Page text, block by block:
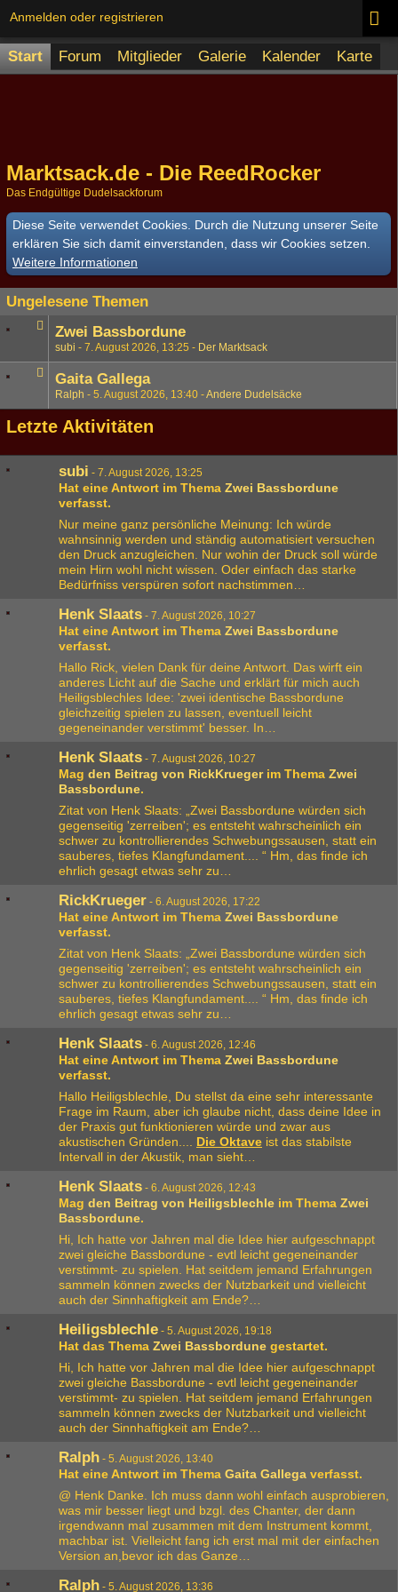
Anmelden oder registrieren
Start Forum Mitglieder Galerie Kalender Karte
Marktsack.de - Die ReedRocker
Das Endgültige Dudelsackforum
Diese Seite verwendet Cookies. Durch die Nutzung unserer Seite
erklären Sie sich damit einverstanden, dass wir Cookies setzen.
Weitere Informationen
Ungelesene Themen
Zwei Bassbordune
subi 7. August 2026, 13:25 Der Marktsack
Gaita Gallega
Ralph 5. August 2026, 13:40 Andere Dudelsäcke
Letzte Aktivitäten
subi - 7. August 2026, 13:25
Hat eine Antwort im Thema Zwei Bassbordune
verfasst.
Nur meine ganz persönliche Meinung: Ich würde
wahnsinnig werden und ständig automatisiert versuchen
den Druck anzugleichen. Nur wohin der Druck soll würde
mein Hirn wohl nicht wissen. Oder einfach das starke
Bedürfniss verspüren sofort nachstimmen…
Henk Slaats - 7. August 2026, 10:27
Hat eine Antwort im Thema Zwei Bassbordune
verfasst.
Hallo Rick, vielen Dank für deine Antwort. Das wirft ein
anderes Licht auf die Sache und erklärt für mich auch
Heiligsblechles Idee: 'zwei identische Bassbordune
gleichzeitig spielen zu lassen, eventuell leicht
gegeneinander verstimmt' besser. In…
Henk Slaats - 7. August 2026, 10:27
Mag den Beitrag von RickKruegerim Thema Zwei
Bassbordune.
Zitat von Henk Slaats: „Zwei Bassbordune würden sich
gegenseitig 'zerreiben'; es entsteht wahrscheinlich ein
schwer zu kontrollierendes Schwebungssausen, statt ein
sauberes, tiefes Klangfundament.... “ Hm, das finde ich
ehrlich gesagt etwas sehr zu…
RickKrueger - 6. August 2026, 17:22
Hat eine Antwort im Thema Zwei Bassbordune
verfasst.
Zitat von Henk Slaats: „Zwei Bassbordune würden sich
gegenseitig 'zerreiben'; es entsteht wahrscheinlich ein
schwer zu kontrollierendes Schwebungssausen, statt ein
sauberes, tiefes Klangfundament.... “ Hm, das finde ich
ehrlich gesagt etwas sehr zu…
Henk Slaats - 6. August 2026, 12:46
Hat eine Antwort im Thema Zwei Bassbordune
verfasst.
Hallo Heiligsblechle, Du stellst da eine sehr interessante
Frage im Raum, aber ich glaube nicht, dass deine Idee in
der Praxis gut funktionieren würde und zwar aus
akustischen Gründen.... Die Oktave ist das stabilste
Intervall in der Akustik, man sieht…
Henk Slaats - 6. August 2026, 12:43
Mag den Beitrag von Heiligsblechle im Thema Zwei
Bassbordune.
Hi, Ich hatte vor Jahren mal die Idee hier aufgeschnappt
zwei gleiche Bassbordune - evtl leicht gegeneinander
verstimmt- zu spielen. Hat seitdem jemand Erfahrungen
sammeln können zwecks der Nutzbarkeit und vielleicht
auch der Sinnhaftigkeit am Ende?…
Heiligsblechle - 5. August 2026, 19:18
Hat das Thema Zwei Bassbordune gestartet.
Hi, Ich hatte vor Jahren mal die Idee hier aufgeschnappt
zwei gleiche Bassbordune - evtl leicht gegeneinander
verstimmt- zu spielen. Hat seitdem jemand Erfahrungen
sammeln können zwecks der Nutzbarkeit und vielleicht
auch der Sinnhaftigkeit am Ende?…
Ralph - 5. August 2026, 13:40
Hat eine Antwort im Thema Gaita Gallega verfasst.
@ Henk Danke. Ich muss dann wohl einfach ausprobieren,
was mir besser liegt und bzgl. des Chanter, der dann
irgendwann mal zusammen mit dem Instrument kommt,
machbar ist. Vielleicht fang ich erst mal mit der einfachen
Version an,bevor ich das Ganze…
Ralph - 5. August 2026, 13:36